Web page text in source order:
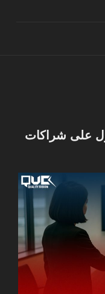
على شراكات